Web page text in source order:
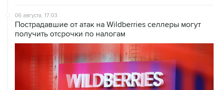
06 августа, 17:03
Пострадавшие от атак на Wildberries селлеры могут
получить отсрочки по налогам